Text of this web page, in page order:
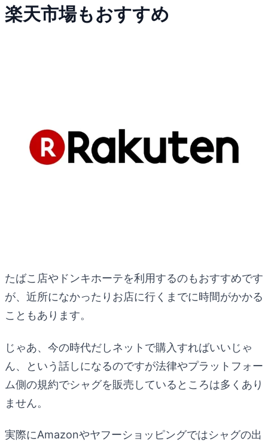
楽天市場もおすすめ
たばこ店やドンキホーテを利用するのもおすすめです
が、近所になかったりお店に行くまでに時間がかかる
こともあります。
じゃあ、今の時代だしネットで購入すればいいじゃ
ん、という話しになるのですが法律やプラットフォー
ム側の規約でシャグを販売しているところは多くあり
ません。
実際にAmazonやヤフーショッピングではシャグの出